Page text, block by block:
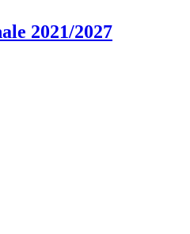
2021/2027